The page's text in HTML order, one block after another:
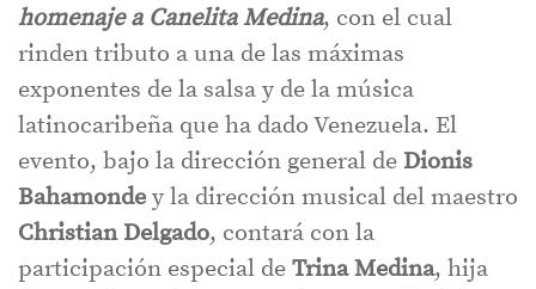
homenaje a Canelita Medina, con el cual
rinden tributo a una de las máximas
exponentes de la salsa y de la música
latinocaribeña que ha dado Venezuela. El
evento, bajo la dirección general de Dionis
Bahamonde y la dirección musical del maestro
Christian Delgado, contará con la
participación especial de Trina Medina, hija